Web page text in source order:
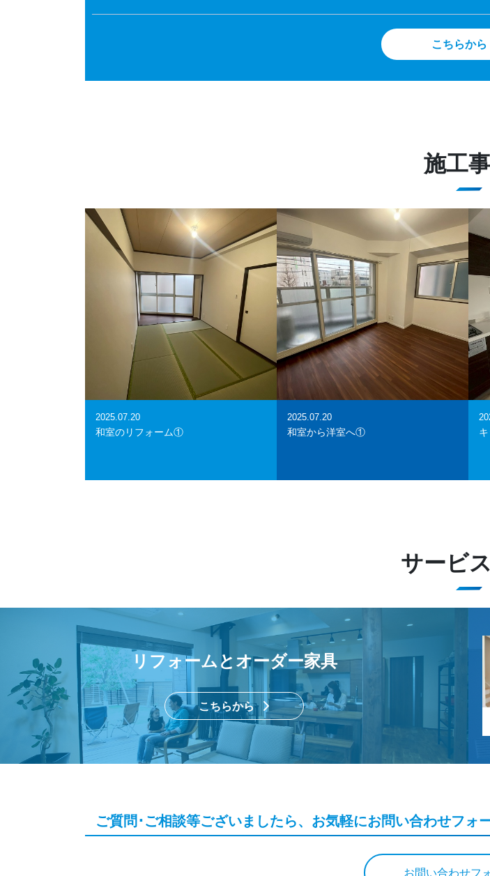
こちらから
施工
2025.07.20
和室のリフォーム①
2025.07.20
和室から洋室へ①
サービ
リフォームとオーダー家具
こちらから
ご質問･ご相談等ございましたら、お気軽にお問い合わせフォ
お問い合わせフ